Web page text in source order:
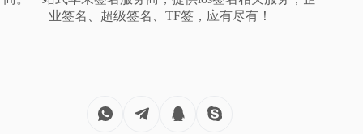
业签名、超级签名、TF签，应有尽有！